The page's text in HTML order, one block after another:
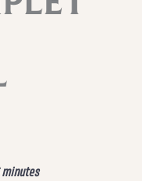
minutes